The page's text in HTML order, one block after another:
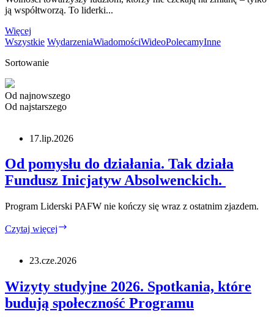
ją współtworzą. To liderki...
Więcej
Wszystkie WydarzeniaWiadomościWideoPolecamyInne
Sortowanie
Od najnowszego
Od najstarszego
17.lip.2026
Od pomysłu do działania. Tak działa
Fundusz Inicjatyw Absolwenckich.
Program Liderski PAFW nie kończy się wraz z ostatnim zjazdem.
Czytaj więcej
działania.
działa
Fundusz
Inicjatyw
23.cze.2026
Wizyty studyjne 2026. Spotkania, które
budują społeczność Programu